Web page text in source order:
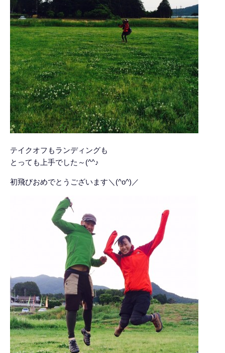
テイクオフもランディングも
とっても上手でした～(^^♪
初飛びおめでとうございます＼(^o^)／